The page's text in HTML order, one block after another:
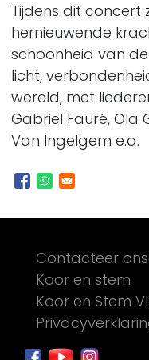
Tijdens dit concert
hernieuwende
schoonheid van
licht,
wereld, met
Gabriel Fauré, Ola
Van Ingelgem e.a.
Footer
Contacteer ons
Koor en stem
Koor en Stem